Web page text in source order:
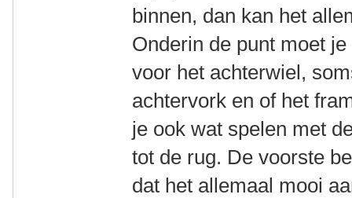
binnen, dan kan het
Onderin de punt moet
voor het achterwiel,
achtervork en of het
je ook wat spelen met
tot de rug. De voorste
dat het allemaal mooi